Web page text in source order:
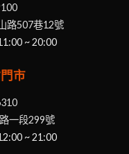
路507巷12號
~ 20:00
市
一段299號
~ 21:00